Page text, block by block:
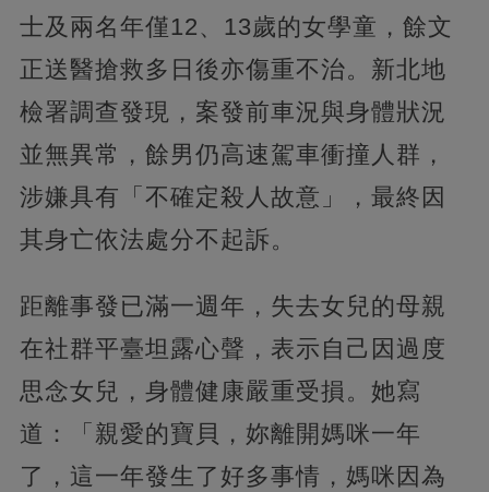
士及兩名年僅12、13歲的女學童，餘文
正送醫搶救多日後亦傷重不治。新北地
檢署調查發現，案發前車況與身體狀況
並無異常，餘男仍高速駕車衝撞人群，
涉嫌具有「不確定殺人故意」，最終因
其身亡依法處分不起訴。
距離事發已滿一週年，失去女兒的母親
在社群平臺坦露心聲，表示自己因過度
思念女兒，身體健康嚴重受損。她寫
道：「親愛的寶貝，妳離開媽咪一年
了，這一年發生了好多事情，媽咪因為